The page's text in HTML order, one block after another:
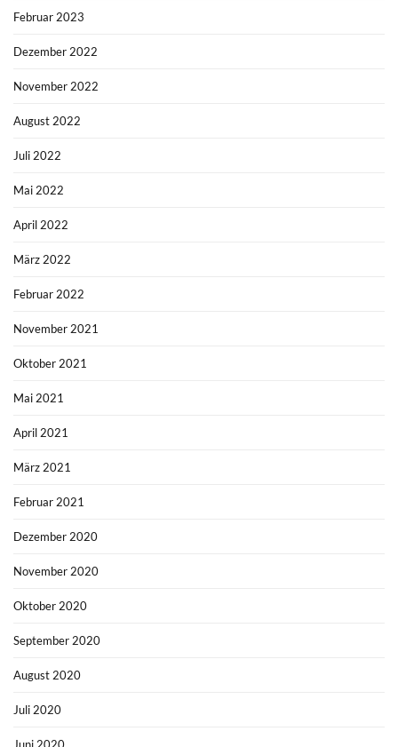
Februar 2023
Dezember 2022
November 2022
August 2022
Juli 2022
Mai 2022
April 2022
März 2022
Februar 2022
November 2021
Oktober 2021
Mai 2021
April 2021
März 2021
Februar 2021
Dezember 2020
November 2020
Oktober 2020
September 2020
August 2020
Juli 2020